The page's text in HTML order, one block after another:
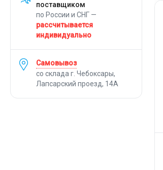
поставщиком
по России и СНГ —
рассчитывается
индивидуально
Самовывоз
со склада г. Чебоксары,
Лапсарский проезд, 14А